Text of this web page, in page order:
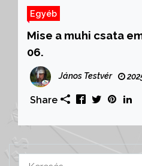
Egyéb
Mise a muhi csata
06.
János Testvér
Share
Keresés: